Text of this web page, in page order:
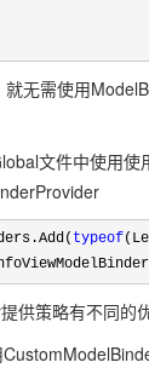
无需使用
文件中使用使
typeof
供策略有不同的